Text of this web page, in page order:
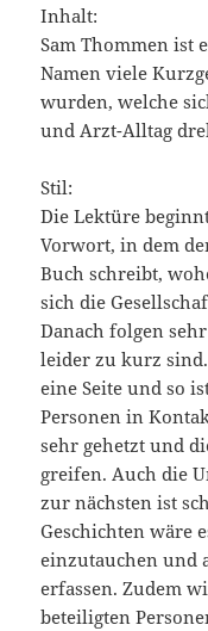
Inhalt:
Sam Thommen ist
Namen viele
wurden, welche
und Arzt-Alltag
Stil:
Die Lektüre
Vorwort, in dem
Buch schreibt,
sich die
Danach folgen
leider zu kurz
eine Seite und so
Personen in
sehr gehetzt und
greifen. Auch die
zur nächsten ist
Geschichten wäre
einzutauchen und
erfassen. Zudem
beteiligten